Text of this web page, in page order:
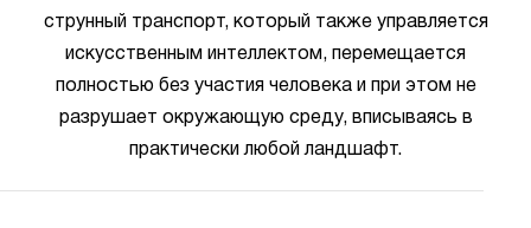
струнный транспорт, который также управляется
искусственным интеллектом, перемещается
полностью без участия человека и при этом не
разрушает окружающую среду, вписываясь в
практически любой ландшафт.